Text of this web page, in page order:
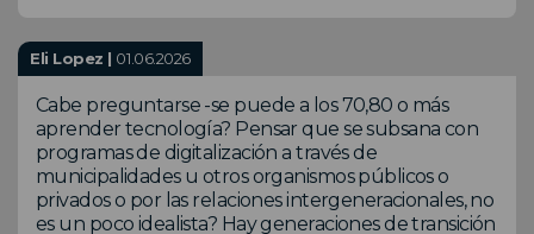
Eli Lopez | 01.06.2026
Cabe preguntarse -se puede a los 70,80 o más
aprender tecnología? Pensar que se subsana con
programas de digitalización a través de
municipalidades u otros organismos públicos o
privados o por las relaciones intergeneracionales, no
es un poco idealista? Hay generaciones de transición